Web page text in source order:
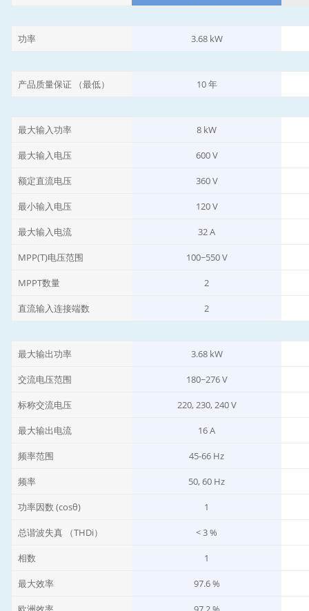
功率 3.68 kW
产品质量保证 （最低） 10 年
最大输入功率 8 kW
最大输入电压 600 V
额定直流电压 360 V
最小输入电压 120 V
最大输入电流 32 A
MPP(T)电压范围 100~550 V
MPPT数量 2
直流输入连接端数 2
最大输出功率 3.68 kW
交流电压范围 180~276 V
标称交流电压 220, 230, 240 V
最大输出电流 16 A
频率范围 45-66 Hz
频率 50, 60 Hz
功率因数 (cosθ) 1
总谐波失真 （THDi） < 3 %
相数 1
最大效率 97.6 %